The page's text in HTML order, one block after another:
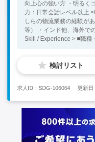
向上心の強い方 ・明るく
力：日常会話レベル以上 <Preferable Skill / Experience> ・何か
しらの物流業務の経験が
等） ・インド他、海外での就業
Skill / Experience > ■職種
方 ・明るくコミュニケ
レベル以上 <Preferable Skill / Experience> ・何かしらの物流業
務の経験がある方(メーカ
検討リスト
求人ID：SDG-106064 更新日